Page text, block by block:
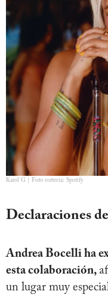
Karol G | Foto cortesía: Spotify
Declaraciones
Andrea Bocelli ha
esta colaboración,
un lugar muy